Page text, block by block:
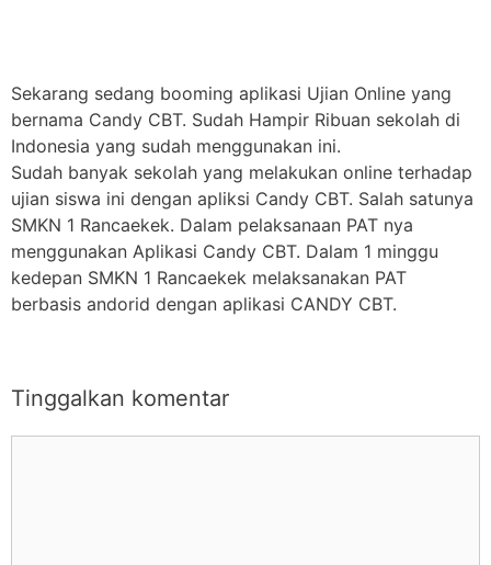
Sekarang sedang booming aplikasi Ujian Online yang
bernama Candy CBT. Sudah Hampir Ribuan sekolah di
Indonesia yang sudah menggunakan ini.
Sudah banyak sekolah yang melakukan online terhadap
ujian siswa ini dengan apliksi Candy CBT. Salah satunya
SMKN 1 Rancaekek. Dalam pelaksanaan PAT nya
menggunakan Aplikasi Candy CBT. Dalam 1 minggu
kedepan SMKN 1 Rancaekek melaksanakan PAT
berbasis andorid dengan aplikasi CANDY CBT.
Tinggalkan komentar